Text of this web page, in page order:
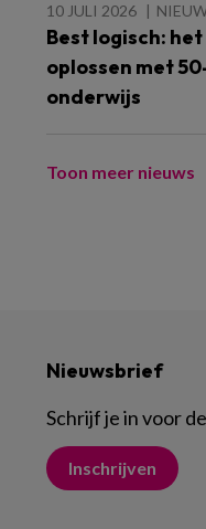
10 JULI 2026
Best logisch:
oplossen met
onderwijs
Toon meer nieuws
Nieuwsbrief
Schrijf je in voor
Inschrijven